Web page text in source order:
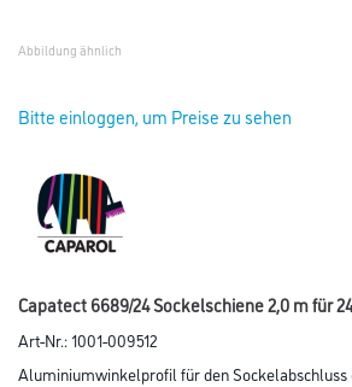
Abbildung ähnlich
Bitte einloggen, um Preise zu sehen
Capatect 6689/24 Sockelschiene 2,0 m für
Art-Nr.:1001-009512
Aluminiumwinkelprofil für den Sockelabschluss